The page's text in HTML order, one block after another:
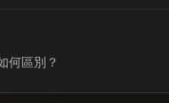
何區別？